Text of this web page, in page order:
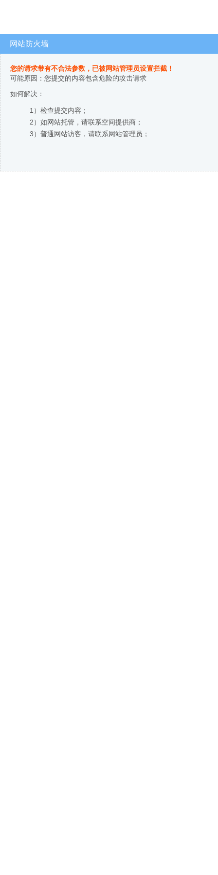
网站防火墙
您的请求带有不合法参数，已被网站管理员设置拦截！
可能原因：您提交的内容包含危险的攻击请求
如何解决：
1）检查提交内容；
2）如网站托管，请联系空间提供商；
3）普通网站访客，请联系网站管理员；